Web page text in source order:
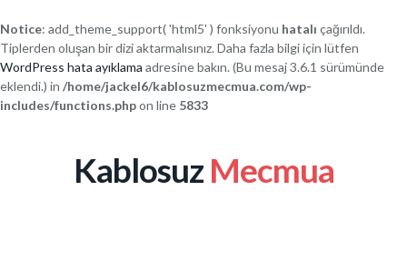
Notice: add_theme_support( 'html5' ) fonksiyonu hatalı çağırıldı.
Tiplerden oluşan bir dizi aktarmalısınız. Daha fazla bilgi için lütfen
WordPress hata ayıklama adresine bakın. (Bu mesaj 3.6.1 sürümünde
eklendi.) in /home/jackel6/kablosuzmecmua.com/wp-
includes/functions.phpon line 5833
Kablosuz Mecmua